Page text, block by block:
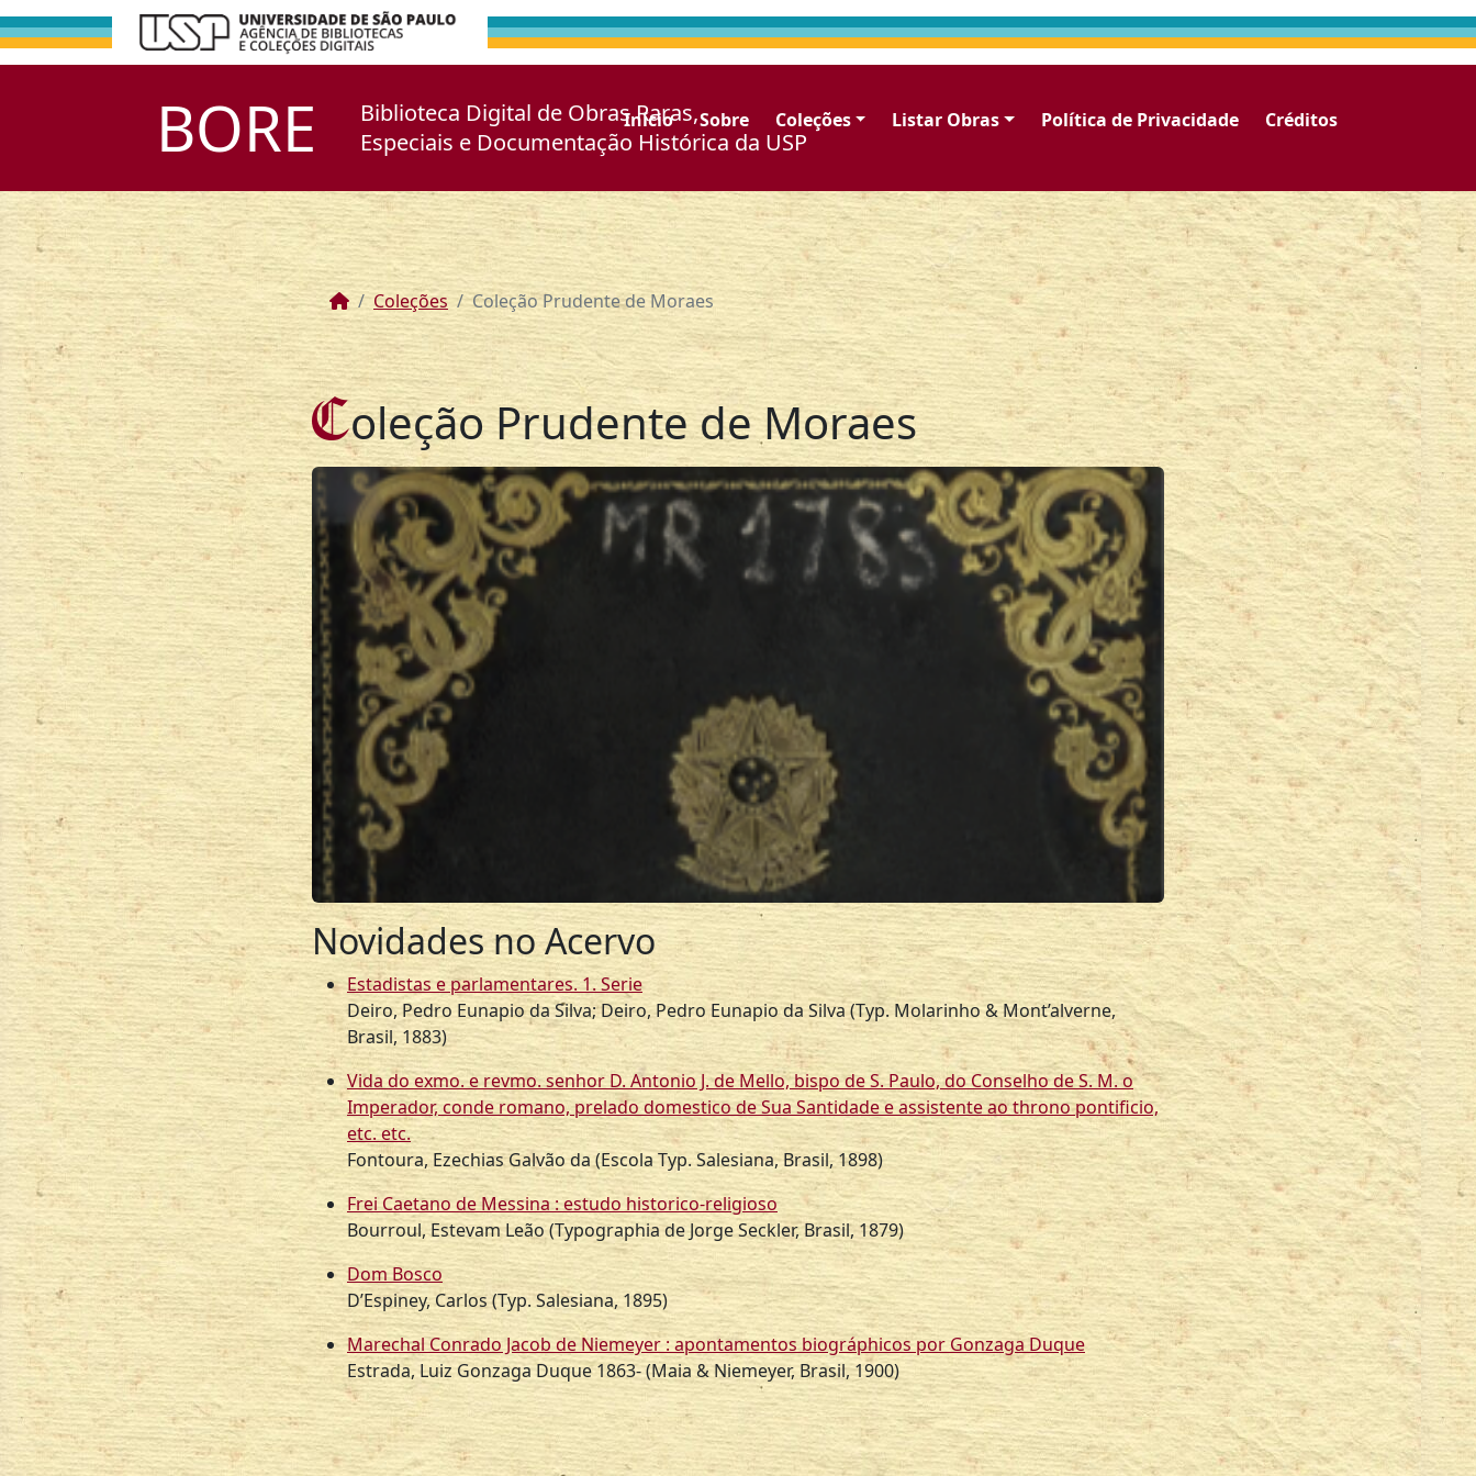
BORE
Biblioteca Digital de Obras Raras,
Especiais e Documentação Histórica da USP
Início Sobre Coleções Listar Obras Política de Privacidade Créditos
Coleções Coleção Prudente de Moraes
Coleção Prudente de Moraes
Novidades no Acervo
Estadistas e parlamentares. 1. Serie
Deiro, Pedro Eunapio da Silva; Deiro, Pedro Eunapio da Silva(Typ. Molarinho & Mont’alverne,
Brasil,1883)
Vida do exmo. e revmo. senhor D. Antonio J. de Mello, bispo de S. Paulo, do Conselho de S. M. o
Imperador, conde romano, prelado domestico de Sua Santidade e assistente ao throno pontificio,
etc. etc.
Fontoura, Ezechias Galvão da(Escola Typ. Salesiana, Brasil,1898)
Frei Caetano de Messina : estudo historico-religioso
Bourroul, Estevam Leão(Typographia de Jorge Seckler, Brasil,1879)
Dom Bosco
D’Espiney, Carlos(Typ. Salesiana, 1895)
Marechal Conrado Jacob de Niemeyer : apontamentos biográphicos por Gonzaga Duque
Estrada, Luiz Gonzaga Duque 1863-(Maia & Niemeyer, Brasil,1900)